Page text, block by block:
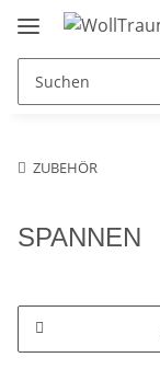
ZUBEHÖR
SPANNEN